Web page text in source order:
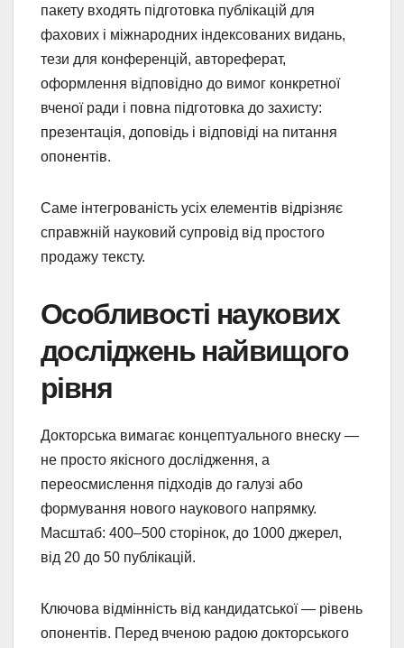
пакету входять підготовка публікацій для
фахових і міжнародних індексованих видань,
тези для конференцій, автореферат,
оформлення відповідно до вимог конкретної
вченої ради і повна підготовка до захисту:
презентація, доповідь і відповіді на питання
опонентів.
Саме інтегрованість усіх елементів відрізняє
справжній науковий супровід від простого
продажу тексту.
Особливості наукових
досліджень найвищого
рівня
Докторська вимагає концептуального внеску —
не просто якісного дослідження, а
переосмислення підходів до галузі або
формування нового наукового напрямку.
Масштаб: 400–500 сторінок, до 1000 джерел,
від 20 до 50 публікацій.
Ключова відмінність від кандидатської — рівень
опонентів. Перед вченою радою докторського